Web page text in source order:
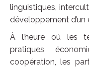
linguistiques,
développement d’un
À l’heure où les
pratiques
coopération, les